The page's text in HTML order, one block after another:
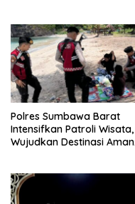
Polres Sumbawa Barat
Intensifkan Patroli Wisata,
Wujudkan Destinasi Aman